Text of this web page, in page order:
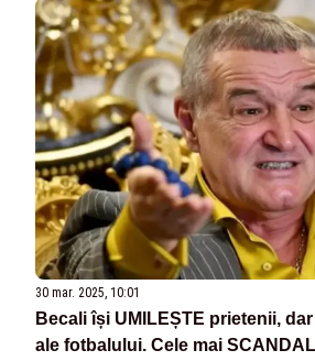
30 mar. 2025, 10:01
Becali își UMILEȘTE prietenii,
ale fotbalului. Cele mai